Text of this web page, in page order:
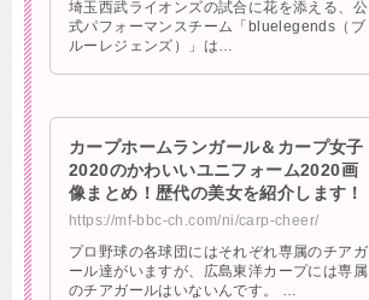
埼玉西武ライオンズの試合に花を添える、公
式パフォーマンスチーム「bluelegends（ブ
ルーレジェンズ）」は…
カープホームランガール＆カープ女子
2020のかわいいユニフォーム2020画
像まとめ！歴代の美女を紹介します！
https://mf-bbc-ch.com/ni/carp-cheer/
プロ野球の各球団にはそれぞれ専属のチアガ
ール達がいますが、広島東洋カープには専属
のチアガールはいないんです。 …